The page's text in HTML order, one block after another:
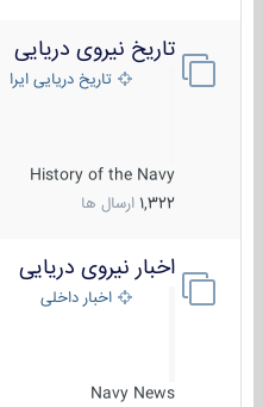
تاریخ نیروی دریایی
تاریخ دریایی ایران
History of the Navy
1,322 ارسال ها
اخبار نیروی دریایی
اخبار داخلی
Navy News